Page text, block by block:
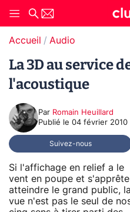
Accueil Audio
La 3D au service
l'acoustique
Par Romain Heuillard
Publié le 04 février 2010
Suivez-nous
Si l'affichage en relief a le
vent en poupe et
atteindre le grand public, la
vue n'est pas le seul de